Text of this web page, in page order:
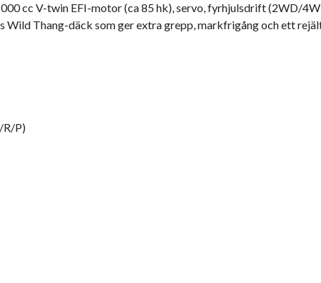
cc V-twin EFI-motor (ca 85 hk), servo, fyrhjulsdrift (2WD/
Wild Thang-däck som ger extra grepp, markfrigång och ett
R/P)